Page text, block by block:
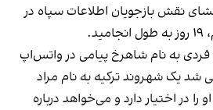
نقش بازجویان اطلاعات سپاه در
به نام شاهرخ پیامی در واتس‌اپ
شد یک شهروند ترکیه به نام مراد
در اختیار دارد و می‌خواهد درباره